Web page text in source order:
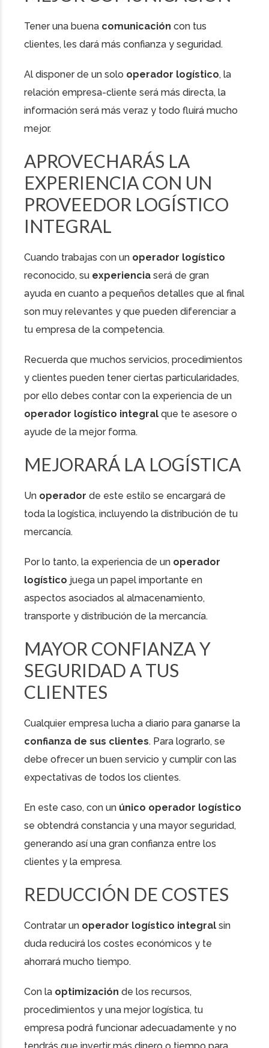
Tener una buena comunicación con tus
clientes, les dará más confianza y seguridad.
Al disponer de un solo operador logístico, la
relación empresa-cliente será más directa, la
información será más veraz y todo fluirá mucho
mejor.
APROVECHARÁS LA
EXPERIENCIA CON UN
PROVEEDOR LOGÍSTICO
INTEGRAL
Cuando trabajas con un operador logístico
reconocido, su experiencia será de gran
ayuda en cuanto a pequeños detalles que al final
son muy relevantes y que pueden diferenciar a
tu empresa de la competencia.
Recuerda que muchos servicios, procedimientos
y clientes pueden tener ciertas particularidades,
por ello debes contar con la experiencia de un
operador logístico integral que te asesore o
ayude de la mejor forma.
MEJORARÁ LA LOGÍSTICA
Un operador de este estilo se encargará de
toda la logística, incluyendo la distribución de tu
mercancía.
Por lo tanto, la experiencia de un operador
logístico juega un papel importante en
aspectos asociados al almacenamiento,
transporte y distribución de la mercancía.
MAYOR CONFIANZA Y
SEGURIDAD A TUS
CLIENTES
Cualquier empresa lucha a diario para ganarse la
confianza de sus clientes. Para lograrlo, se
debe ofrecer un buen servicio y cumplir con las
expectativas de todos los clientes.
En este caso, con un único operador logístico
se obtendrá constancia y una mayor seguridad,
generando así una gran confianza entre los
clientes y la empresa.
REDUCCIÓN DE COSTES
Contratar un operador logístico integral sin
duda reducirá los costes económicos y te
ahorrará mucho tiempo.
Con la optimización de los recursos,
procedimientos y una mejor logística, tu
empresa podrá funcionar adecuadamente y no